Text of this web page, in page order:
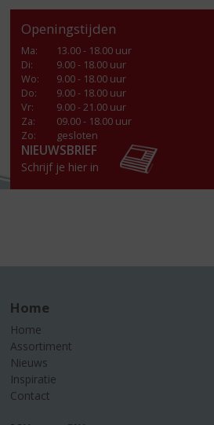
Openingstijden
Ma:
13.00 - 18.00 uur
Di:
9.00 - 18.00 uur
Wo:
9.00 - 18.00 uur
Do:
9.00 - 18.00 uur
Vr:
9.00 - 21.00 uur
Za:
09.00 - 18.00 uur
Zo:
gesloten
NIEUWSBRIEF
Schrijf je hier in
Home
Home
Assortiment
Nieuws
Inspiratie
Contact